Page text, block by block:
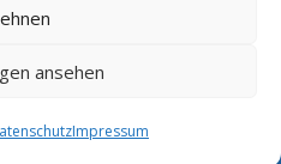
ansehen
Impressum
mieten |